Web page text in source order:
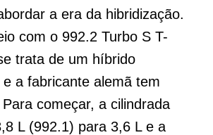
a era da hibridização.
com o 992.2 Turbo S T-
trata de um híbrido
a fabricante alemã tem
começar, a cilindrada
L (992.1) para 3,6 L e a